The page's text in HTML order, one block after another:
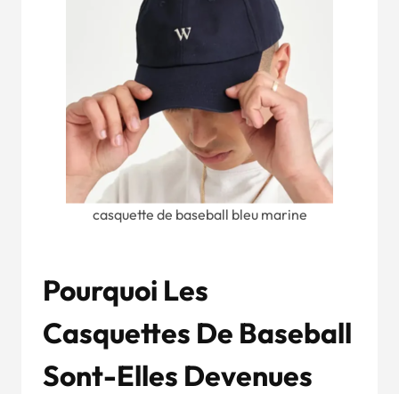
casquette de baseball bleu marine
Pourquoi Les
Casquettes De Baseball
Sont-Elles Devenues